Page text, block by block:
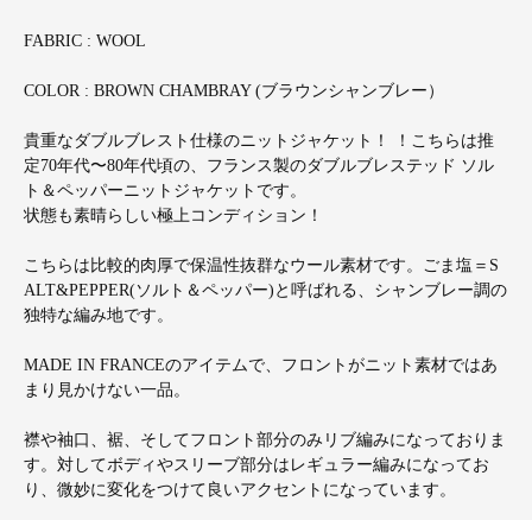
FABRIC : WOOL
COLOR : BROWN CHAMBRAY (ブラウンシャンブレー）
貴重なダブルブレスト仕様のニットジャケット！ ！こちらは推
定70年代〜80年代頃の、フランス製のダブルブレステッド ソル
ト＆ペッパーニットジャケットです。
状態も素晴らしい極上コンディション！
こちらは比較的肉厚で保温性抜群なウール素材です。ごま塩＝S
ALT&PEPPER(ソルト＆ペッパー)と呼ばれる、シャンブレー調の
独特な編み地です。
MADE IN FRANCEのアイテムで、フロントがニット素材ではあ
まり見かけない一品。
襟や袖口、裾、そしてフロント部分のみリブ編みになっておりま
す。対してボディやスリーブ部分はレギュラー編みになってお
り、微妙に変化をつけて良いアクセントになっています。